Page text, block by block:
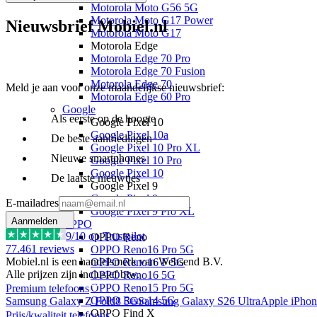
Motorola Moto G56 5G
Motorola Moto G17 Power
Motorola Moto G17
Motorola Edge
Motorola Edge 70 Pro
Motorola Edge 70 Fusion
Motorola Edge 70
Motorola Edge 60 Pro
Google
Google Pixel 10
Google Pixel 10a
Google Pixel 10 Pro XL
Google Pixel 10 Pro
Google Pixel 10
Google Pixel 9
Google Pixel 9a
Google Pixel 9 Pro XL
OPPO
OPPO Reno
OPPO Reno16 Pro 5G
OPPO Reno16 F 5G
OPPO Reno16 5G
OPPO Reno15 Pro 5G
OPPO Reno14 5G
OPPO Find X
Nieuwsbrief Mobiel.nl
Meld je aan voor onze maandelijkse nieuwsbrief:
Als eerste op de hoogte
De beste aanbiedingen
Nieuwe smartphones
De laatste nieuwtjes
E-mailadres
Aanmelden
9/10 op Trustpilot
77.461 reviews
Mobiel.nl is een handelsmerk van Websend B.V.
Alle prijzen zijn inclusief btw.
Premium telefoons
Samsung Galaxy Z Fold8 5GSamsung Galaxy S26 UltraApple